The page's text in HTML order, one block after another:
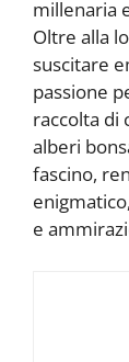
millenaria
Oltre alla
suscitare
passione
raccolta di
alberi
fascino,
e